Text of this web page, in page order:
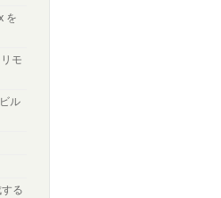
を
モ
ル
る